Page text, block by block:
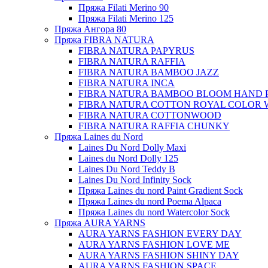
Пряжа Filati Merino 90
Пряжа Filati Merino 125
Пряжа Ангора 80
Пряжа FIBRA NATURA
FIBRA NATURA PAPYRUS
FIBRA NATURA RAFFIA
FIBRA NATURA BAMBOO JAZZ
FIBRA NATURA INCA
FIBRA NATURA BAMBOO BLOOM HAND
FIBRA NATURA COTTON ROYAL COLOR
FIBRA NATURA COTTONWOOD
FIBRA NATURA RAFFIA CHUNKY
Пряжа Laines du Nord
Laines Du Nord Dolly Maxi
Laines du Nord Dolly 125
Laines Du Nord Teddy B
Laines Du Nord Infinity Sock
Пряжа Laines du nord Paint Gradient Sock
Пряжа Laines du nord Poema Alpaca
Пряжа Laines du nord Watercolor Sock
Пряжа AURA YARNS
AURA YARNS FASHION EVERY DAY
AURA YARNS FASHION LOVE ME
AURA YARNS FASHION SHINY DAY
AURA YARNS FASHION SPACE